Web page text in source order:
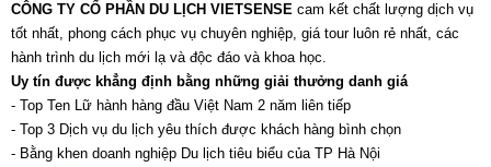
CÔNG TY CỔ PHẦN DU LỊCH VIETSENSE cam kết chất lượng dịch vụ
tốt nhất, phong cách phục vụ chuyên nghiệp, giá tour luôn rẻ nhất, các
hành trình du lịch mới lạ và độc đáo và khoa học.
Uy tín được khẳng định bằng những giải thưởng danh giá
- Top Ten Lữ hành hàng đầu Việt Nam 2 năm liên tiếp
- Top 3 Dịch vụ du lịch yêu thích được khách hàng bình chọn
- Bằng khen doanh nghiệp Du lịch tiêu biểu của TP Hà Nội